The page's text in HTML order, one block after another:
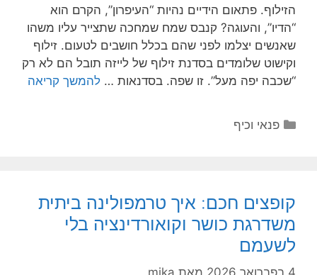
הזילוף. פתאום הידיים נהיות “העיפרון”, הקרם הוא
“הדיו”, והעוגה? קנבס שמח שמחכה שתצייר עליו משהו
שאנשים יצלמו לפני שהם בכלל חושבים לטעום. זילוף
וקישוט שלומדים בסדנת זילוף של לייזה תובל הם לא רק
“שכבה יפה מעל”. זו שפה. בסדנאות … להמשך קריאה
קטגוריות
פנאי וכיף
קופצים חכם: איך טרמפולינה ביתית
משדרגת כושר וקואורדינציה בלי
לשעמם
4 בפברואר 2026 מאת mika